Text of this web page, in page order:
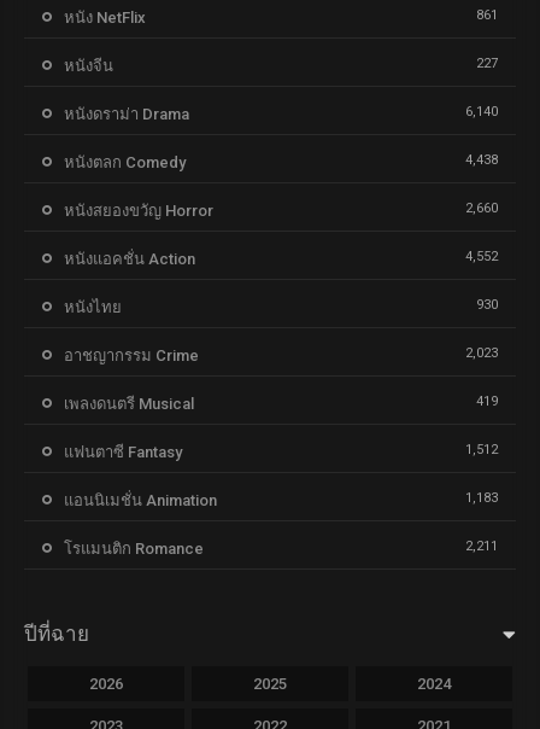
หนัง NetFlix 861
หนังจีน 227
หนังดราม่า Drama 6,140
หนังตลก Comedy 4,438
หนังสยองขวัญ Horror 2,660
หนังแอคชั่น Action 4,552
หนังไทย 930
อาชญากรรม Crime 2,023
เพลงดนตรี Musical 419
แฟนตาซี Fantasy 1,512
แอนนิเมชั่น Animation 1,183
โรแมนติก Romance 2,211
ปีที่ฉาย
2026 2025 2024